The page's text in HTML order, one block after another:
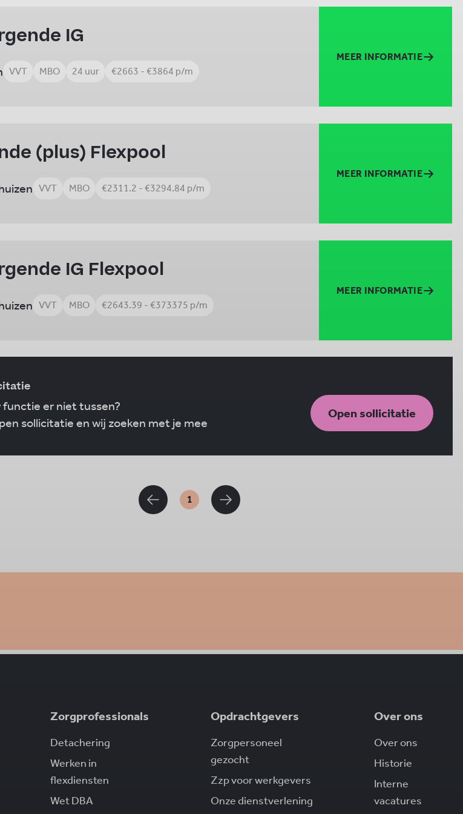
IG
VVT MBO 24 uur €2663 - €3864 p/m
MEER INFORMATIE
(plus) Flexpool
VVT MBO €2311.2 - €3294.84 p/m
MEER INFORMATIE
IG Flexpool
VVT MBO €2643.39 - €373375 p/m
MEER INFORMATIE
functie er niet tussen?
sollicitatie en wij zoeken met je mee
Open sollicitatie
1
Zorgprofessionals
Detachering
Werken in
flexdiensten
Wet DBA
Opdrachtgevers
Zorgpersoneel
gezocht
Zzp voor werkgevers
Onze dienstverlening
Over ons
Over ons
Historie
Interne
vacatures